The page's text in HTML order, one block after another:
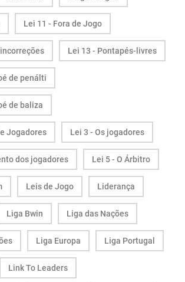
Lei 11 - Fora de Jogo
Lei 13 - Pontapés-livres
de penálti
de baliza
Jogadores Lei 3 - Os jogadores
dos jogadores Lei 5 - O Árbitro
Leis de Jogo Liderança
Liga Bwin Liga das Nações
Liga Europa Liga Portugal
Link To Leaders